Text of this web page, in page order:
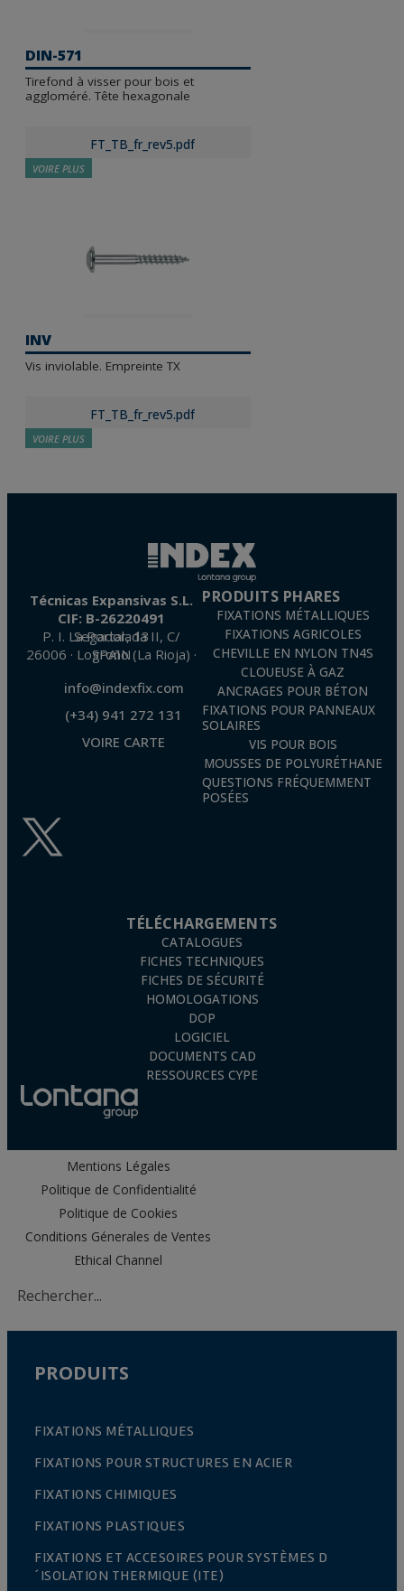
DIN-571
Tirefond à visser pour bois et
aggloméré. Tête hexagonale
FT_TB_fr_rev5.pdf
VOIRE PLUS
INV
Vis inviolable. Empreinte TX
FT_TB_fr_rev5.pdf
VOIRE PLUS
Técnicas Expansivas S.L.
CIF: B-26220491
P. I. La Portalada II, C/ Segador, 13
26006 · Logroño (La Rioja) · SPAIN
info@indexfix.com
(+34) 941 272 131
VOIRE CARTE
PRODUITS PHARES
FIXATIONS MÉTALLIQUES
FIXATIONS AGRICOLES
CHEVILLE EN NYLON TN4S
CLOUEUSE À GAZ
ANCRAGES POUR BÉTON
FIXATIONS POUR PANNEAUX
SOLAIRES
VIS POUR BOIS
MOUSSES DE POLYURÉTHANE
QUESTIONS FRÉQUEMMENT
POSÉES
TÉLÉCHARGEMENTS
CATALOGUES
FICHES TECHNIQUES
FICHES DE SÉCURITÉ
HOMOLOGATIONS
DOP
LOGICIEL
DOCUMENTS CAD
RESSOURCES CYPE
Mentions Légales
Politique de Confidentialité
Politique de Cookies
Conditions Génerales de Ventes
Ethical Channel
PRODUITS
FIXATIONS MÉTALLIQUES
FIXATIONS POUR STRUCTURES EN ACIER
FIXATIONS CHIMIQUES
FIXATIONS PLASTIQUES
FIXATIONS ET ACCESOIRES POUR SYSTÈMES D
´ISOLATION THERMIQUE (ITE)